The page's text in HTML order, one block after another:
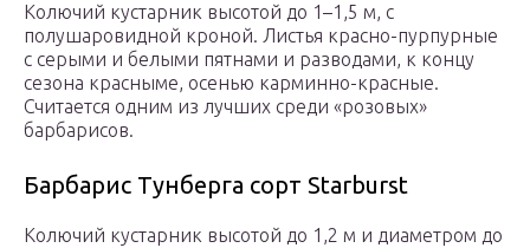
Колючий кустарник высотой до 1–1,5 м, с
полушаровидной кроной. Листья красно-пурпурные
с серыми и белыми пятнами и разводами, к концу
сезона красныме, осенью карминно-красные.
Считается одним из лучших среди «розовых»
барбарисов.
Барбарис Тунберга сорт Starburst
Колючий кустарник высотой до 1,2 м и диаметром до